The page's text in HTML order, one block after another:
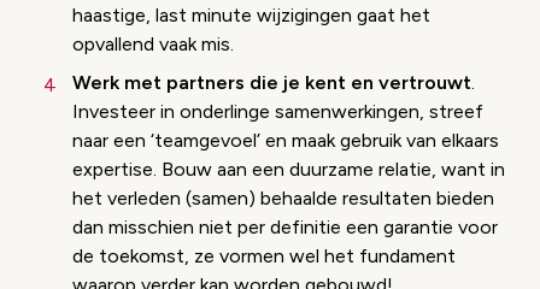
haastige, last minute wijzigingen gaat het
opvallend vaak mis.
Werk met partners die je kent en vertrouwt.
Investeer in onderlinge samenwerkingen, streef
naar een ‘teamgevoel’ en maak gebruik van elkaars
expertise. Bouw aan een duurzame relatie, want in
het verleden (samen) behaalde resultaten bieden
dan misschien niet per definitie een garantie voor
de toekomst, ze vormen wel het fundament